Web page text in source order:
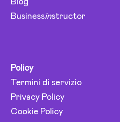
Blog
Businessinstructor
Policy
Termini di servizio
Privacy Policy
Cookie Policy